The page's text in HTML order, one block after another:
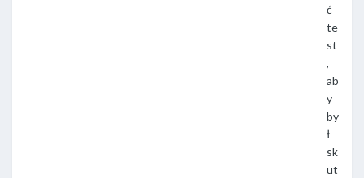
ć
te
st
,
ab
y
by
ł
sk
ut